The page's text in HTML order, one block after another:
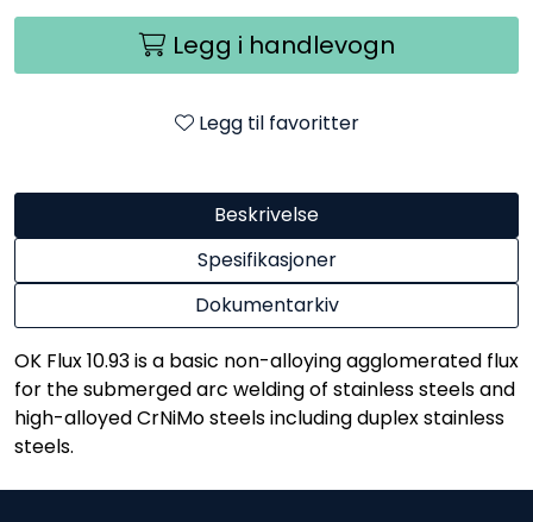
Legg i handlevogn
Legg til favoritter
Beskrivelse
Spesifikasjoner
Dokumentarkiv
OK Flux 10.93 is a basic non-alloying agglomerated flux
for the submerged arc welding of stainless steels and
high-alloyed CrNiMo steels including duplex stainless
steels.